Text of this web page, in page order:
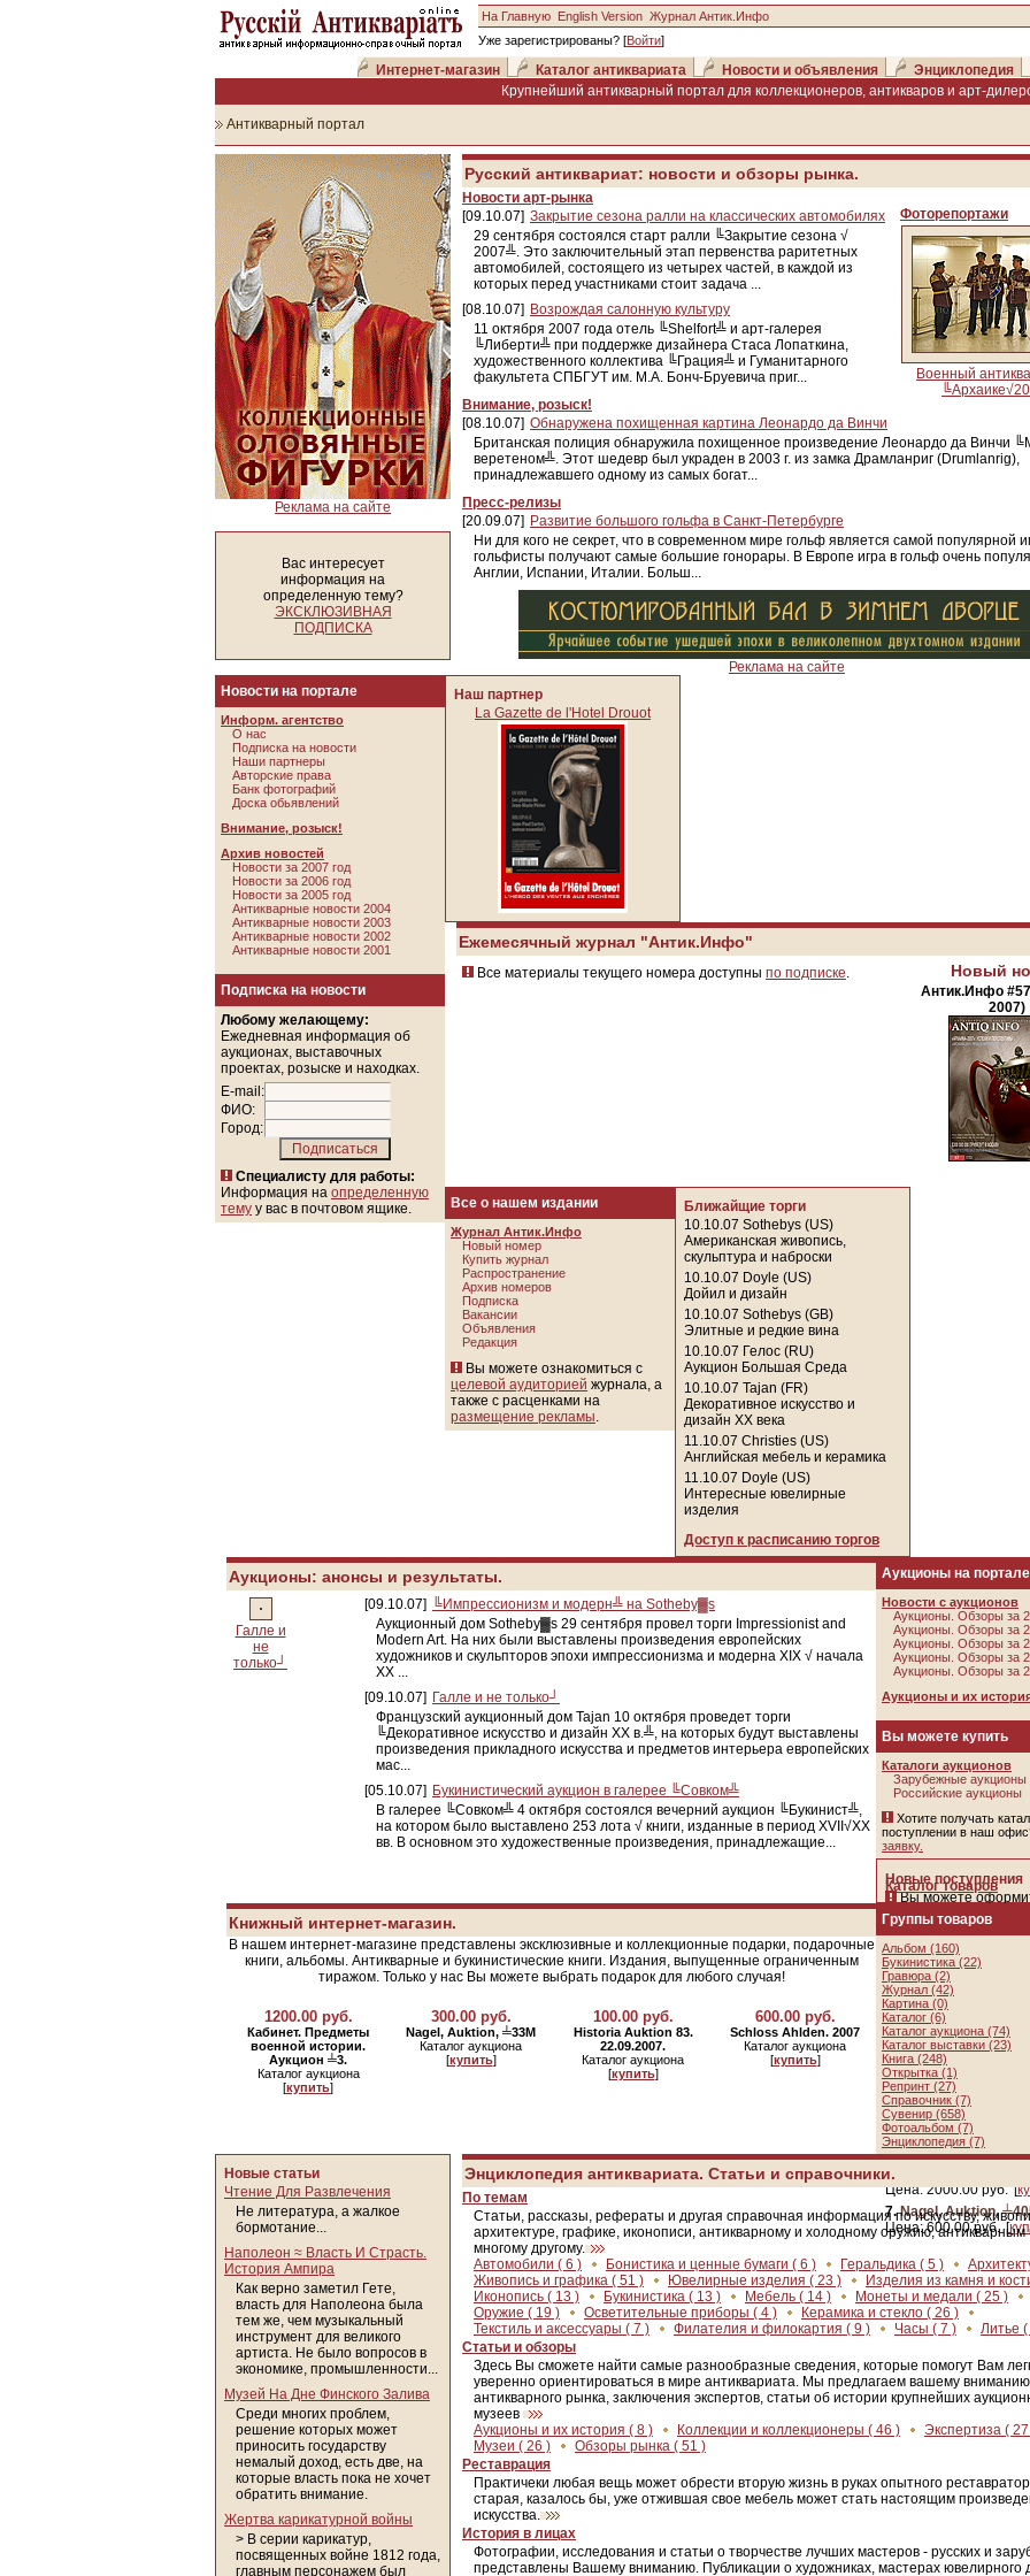
На Главную English Version Журнал Антик.Инфо
Уже зарегистрированы? [Войти]
Интернет-магазин Каталог антиквариата Новости и объявления Энциклопедия
Крупнейший антикварный портал для коллекционеров, антикваров и арт-
Антикварный портал
Реклама на сайте
Вас интересует
информация на
определенную тему?
ЭКСКЛЮЗИВНАЯ
ПОДПИСКА
Русский антиквариат: новости и обзоры рынка.
Фоторепортажи
Военный
Новости арт-рынка
[09.10.07] Закрытие сезона ралли на классических автомобилях
29 сентября состоялся старт ралли ╚Закрытие сезона √
2007╩. Это заключительный этап первенства раритетных
автомобилей, состоящего из четырех частей, в каждой из
которых перед участниками стоит задача ...
[08.10.07] Возрождая салонную культуру
11 октября 2007 года отель ╚Shelfort╩ и арт-галерея
╚Либерти╩ при поддержке дизайнера Стаса Лопаткина,
художественного коллектива ╚Грация╩ и Гуманитарного
факультета СПБГУТ им. М.А. Бонч-Бруевича приг...
Внимание, розыск!
[08.10.07] Обнаружена похищенная картина Леонардо да Винчи
Британская полиция обнаружила похищенное произведение Леонардо да Винчи
веретеном╩. Этот шедевр был украден в 2003 г. из замка Драмланриг (Drumlanrig),
принадлежавшего одному из самых богат...
Пресс-релизы
[20.09.07] Развитие большого гольфа в Санкт-Петербурге
Ни для кого не секрет, что в современном мире гольф является самой популярной
гольфисты получают самые большие гонорары. В Европе игра в гольф очень
Англии, Испании, Италии. Больш...
Реклама на сайте
Новости на портале
Информ. агентство
О нас
Подписка на новости
Наши партнеры
Авторские права
Банк фотографий
Доска обьявлений
Внимание, розыск!
Архив новостей
Новости за 2007 год
Новости за 2006 год
Новости за 2005 год
Антикварные новости 2004
Антикварные новости 2003
Антикварные новости 2002
Антикварные новости 2001
Подписка на новости
Любому желающему:
Ежедневная информация об
аукционах, выставочных
проектах, розыске и находках.
E-mail:
ФИО:
Город:
Специалисту для работы:
Информация на определенную
тему у вас в почтовом ящике.
Наш партнер
La Gazette de l'Hotel Drouot
Ежемесячный журнал "Антик.Инфо"
Все материалы текущего номера доступны по подписке. Новый
Антик.Инфо
2007)
Все о нашем издании
Журнал Антик.Инфо
Новый номер
Купить журнал
Распространение
Архив номеров
Подписка
Вакансии
Объявления
Редакция
Вы можете ознакомиться с
целевой аудиторией журнала, а
также с расценками на
размещение рекламы.
Ближайщие торги
10.10.07 Sothebys (US)
Американская живопись,
скульптура и наброски
10.10.07 Doyle (US)
Дойил и дизайн
10.10.07 Sothebys (GB)
Элитные и редкие вина
10.10.07 Гелос (RU)
Аукцион Большая Среда
10.10.07 Tajan (FR)
Декоративное искусство и
дизайн XX века
11.10.07 Christies (US)
Английская мебель и керамика
11.10.07 Doyle (US)
Интересные ювелирные
изделия
Доступ к расписанию торгов
Аукционы: анонсы и результаты.
Галле и
не
только┘
[09.10.07] ╚Импрессионизм и модерн╩ на Sotheby▓s
Аукционный дом Sotheby▓s 29 сентября провел торги Impressionist and
Modern Art. На них были выставлены произведения европейских
художников и скульпторов эпохи импрессионизма и модерна XIX √ начала
XX ...
[09.10.07] Галле и не только┘
Французский аукционный дом Tajan 10 октября проведет торги
╚Декоративное искусство и дизайн XX в.╩, на которых будут выставлены
произведения прикладного искусства и предметов интерьера европейских
мас...
[05.10.07] Букинистический аукцион в галерее ╚Совком╩
В галерее ╚Совком╩ 4 октября состоялся вечерний аукцион ╚Букинист╩,
на котором было выставлено 253 лота √ книги, изданные в период XVII√XX
вв. В основном это художественные произведения, принадлежащие...
Аукционы на портале
Новости с аукционов
Аукционы. Обзоры за
Аукционы. Обзоры за
Аукционы. Обзоры за
Аукционы. Обзоры за
Аукционы. Обзоры за
Аукционы и их
Вы можете купить
Каталоги аукционов
Зарубежные аукционы
Российские аукционы
Хотите получать
поступлении в наш
заявку.
Открыть список
поступленийи
ОФИС в МОСКВЕ
пер. Сивцев Вражек,
офис 9.
м.Смоленская,
м.Кропоткинская
ОФИС в САНКТ-
В.О., 2-я линия, д.15
м.Василеостровская
[Схема проезда]
Новые поступления
Вы можете
телефону
1.Антик.Инфо.
Цена:150.00 руб.
2.Кабинет. Предметы
истории. Аукцион ╧3.
Цена:1200.00 руб.
3.Nagel, Auktion,
Цена: 300.00 руб. [
4.Historia Auktion 83.
22.09.2007.
Цена:100.00 руб.
5.Schloss Ahlden.
Цена:600.00 руб.
6.Нумизматический
╧46. 13 октября 2007
Цена:2000.00 руб. [
7.Nagel, Auktion,
Цена:600.00 руб. [
Каталог товаров
Книжный интернет-магазин.
В нашем интернет-магазине представлены эксклюзивные и коллекционные подарки, подарочные
книги, альбомы. Антикварные и букинистические книги. Издания, выпущенные ограниченным
тиражом. Только у нас Вы можете выбрать подарок для любого случая!
1200.00 руб.
Кабинет. Предметы
военной истории.
Аукцион ╧3.
Каталог аукциона
[купить]
300.00 руб.
Nagel, Auktion, ╧33M
Каталог аукциона
[купить]
100.00 руб.
Historia Auktion 83.
22.09.2007.
Каталог аукциона
[купить]
600.00 руб.
Schloss Ahlden. 2007
Каталог аукциона
[купить]
Группы товаров
Альбом (160)
Букинистика (22)
Гравюра (2)
Журнал (42)
Картина (0)
Каталог (6)
Каталог аукциона (74)
Каталог выставки (23)
Книга (248)
Открытка (1)
Репринт (27)
Справочник (7)
Сувенир (658)
Фотоальбом (7)
Энциклопедия (7)
Новые статьи
Чтение Для Развлечения
Не литература, а жалкое
бормотание...
Наполеон ≈ Власть И Страсть.
История Ампира
Как верно заметил Гете,
власть для Наполеона была
тем же, чем музыкальный
инструмент для великого
артиста. Не было вопросов в
экономике, промышленности...
Музей На Дне Финского Залива
Среди многих проблем,
решение которых может
приносить государству
немалый доход, есть две, на
которые власть пока не хочет
обратить внимание.
Жертва карикатурной войны
> В серии карикатур,
посвященных войне 1812 года,
главным персонажем был
Энциклопедия антиквариата. Статьи и справочники.
По темам
Статьи, рассказы, рефераты и другая справочная информация по искусству,
архитектуре, графике, иконописи, антикварному и холодному оружию, антикварным
многому другому.
Автомобили ( 6 ) Бонистика и ценные бумаги ( 6 ) Геральдика ( 5 )
Живопись и графика ( 51 ) Ювелирные изделия ( 23 ) Изделия из камня и
Иконопись ( 13 ) Букинистика ( 13 ) Мебель ( 14 ) Монеты и медали ( 25 )
Оружие ( 19 ) Осветительные приборы ( 4 ) Керамика и стекло ( 26 )
Текстиль и аксессуары ( 7 ) Филателия и филокартия ( 9 ) Часы ( 7 ) Литье (
Статьи и обзоры
Здесь Вы сможете найти самые разнообразные сведения, которые помогут Вам
уверенно ориентироваться в мире антиквариата. Мы предлагаем вашему
антикварного рынка, заключения экспертов, статьи об истории крупнейших
музеев
Аукционы и их история ( 8 ) Коллекции и коллекционеры ( 46 ) Экспертиза (
Музеи ( 26 ) Обзоры рынка ( 51 )
Реставрация
Практичеки любая вещь может обрести вторую жизнь в руках опытного
старая, казалось бы, уже отжившая свое мебель может стать настоящим
искусства.
История в лицах
Фотографии, исследования и статьи о творчестве лучших мастеров - русских и
представлены Вашему вниманию. Публикации о художниках, мастерах ювелирного